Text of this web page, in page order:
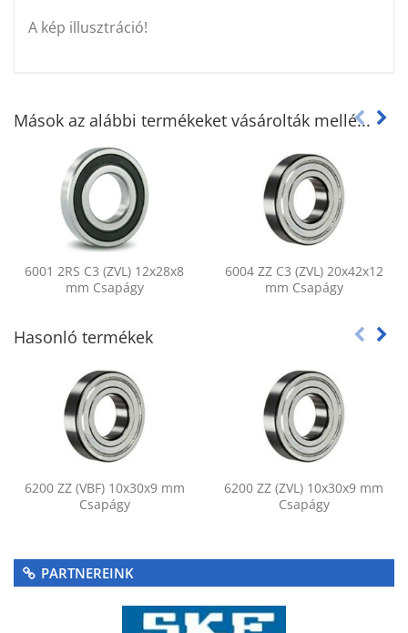
A kép illusztráció!
Mások az alábbi termékeket vásárolták mellé...
6001 2RS C3 (ZVL) 12x28x8
mm Csapágy
6004 ZZ C3 (ZVL) 20x42x12
mm Csapágy
Hasonló termékek
6200 ZZ (VBF) 10x30x9 mm
Csapágy
6200 ZZ (ZVL) 10x30x9 mm
Csapágy
PARTNEREINK